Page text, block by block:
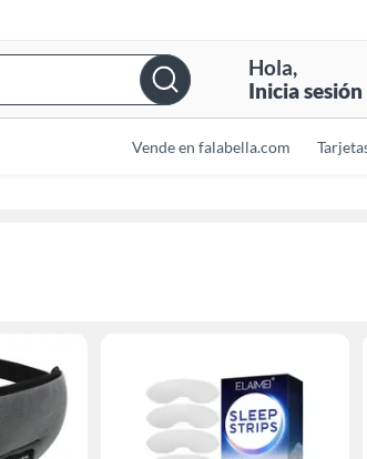
Hola,
Inicia sesión
Vende en falabella.com